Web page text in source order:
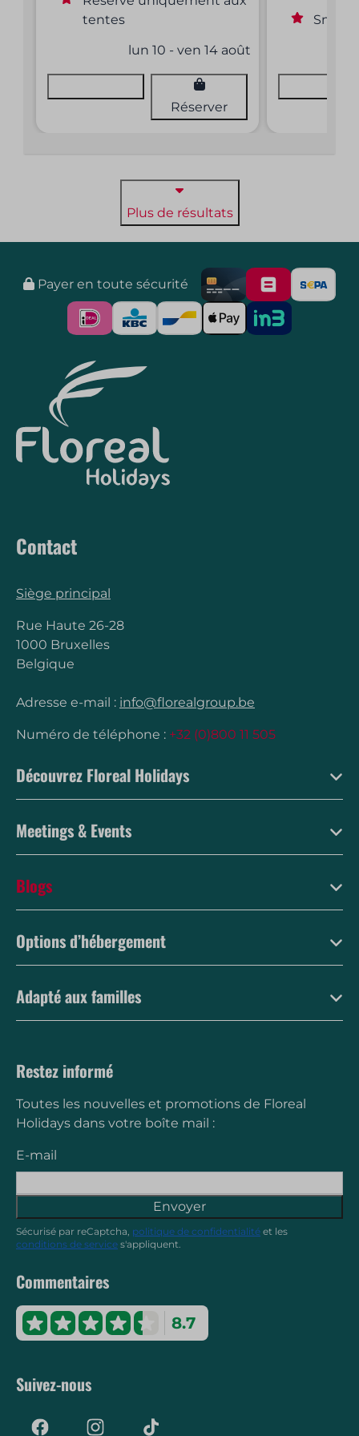
tentes
lun 10 - ven 14 août
Réserver
Smart
Plus de résultats
Payer en toute sécurité
Contact
Siège principal
Rue Haute 26-28
1000 Bruxelles
Belgique
Adresse e-mail : info@florealgroup.be
Numéro de téléphone : +32 (0)800 11 505
Découvrez Floreal Holidays
Meetings & Events
Blogs
Options d’hébergement
Adapté aux familles
Restez informé
Toutes les nouvelles et promotions de Floreal
Holidays dans votre boîte mail :
E-mail
Envoyer
Sécurisé par reCaptcha, politique de confidentialité et les
conditions de service s'appliquent.
Commentaires
8.7
Suivez-nous